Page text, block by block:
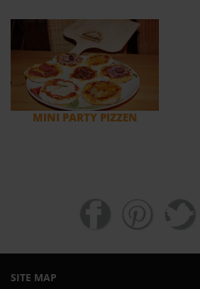
MINI PARTY PIZZEN
SITE MAP